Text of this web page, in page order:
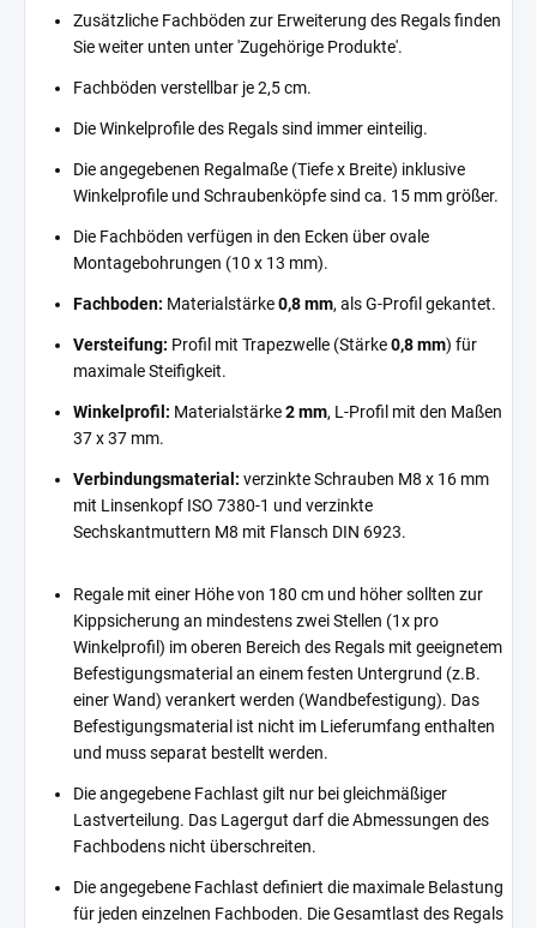
Zusätzliche Fachböden zur Erweiterung des Regals finden
Sie weiter unten unter 'Zugehörige Produkte'.
Fachböden verstellbar je 2,5 cm.
Die Winkelprofile des Regals sind immer einteilig.
Die angegebenen Regalmaße (Tiefe x Breite) inklusive
Winkelprofile und Schraubenköpfe sind ca. 15 mm größer.
Die Fachböden verfügen in den Ecken über ovale
Montagebohrungen (10 x 13 mm).
Fachboden: Materialstärke0,8 mm, als G-Profil gekantet.
Versteifung: Profil mit Trapezwelle (Stärke0,8 mm) für
maximale Steifigkeit.
Winkelprofil: Materialstärke2 mm, L-Profil mit den Maßen
37 x 37 mm.
Verbindungsmaterial: verzinkte Schrauben M8 x 16 mm
mit Linsenkopf ISO 7380-1 und verzinkte
Sechskantmuttern M8 mit Flansch DIN 6923.
Regale mit einer Höhe von 180 cm und höher sollten zur
Kippsicherung an mindestens zwei Stellen (1x pro
Winkelprofil) im oberen Bereich des Regals mit geeignetem
Befestigungsmaterial an einem festen Untergrund (z.B.
einer Wand) verankert werden (Wandbefestigung). Das
Befestigungsmaterial ist nicht im Lieferumfang enthalten
und muss separat bestellt werden.
Die angegebene Fachlast gilt nur bei gleichmäßiger
Lastverteilung. Das Lagergut darf die Abmessungen des
Fachbodens nicht überschreiten.
Die angegebene Fachlast definiert die maximale Belastung
für jeden einzelnen Fachboden. Die Gesamtlast des Regals